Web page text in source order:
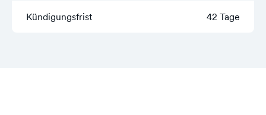
Kündigungsfrist 42 Tage